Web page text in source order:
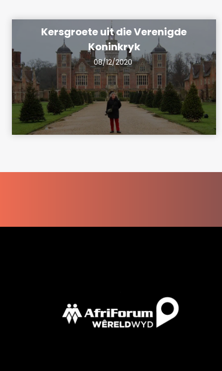
Kersgroete uit die Verenigde
Koninkryk
08/12/2020